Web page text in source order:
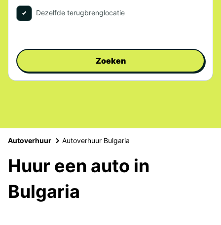
Dezelfde terugbrenglocatie
Zoeken
Autoverhuur Autoverhuur Bulgaria
Huur een auto in
Bulgaria